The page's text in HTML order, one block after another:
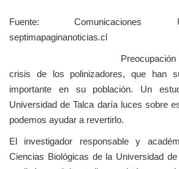
Fuente: Comunicaciones
septimapaginanoticias.cl
Preocupación causa
crisis de los polinizadores, que han
importante en su población. Un
Universidad de Talca daría luces sobre
podemos ayudar a revertirlo.
El investigador responsable y
Ciencias Biológicas de la Universidad